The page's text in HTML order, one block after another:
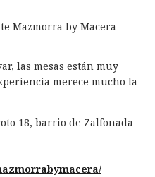
las mesas están muy
merece mucho la
18, barrio de Zalfonada